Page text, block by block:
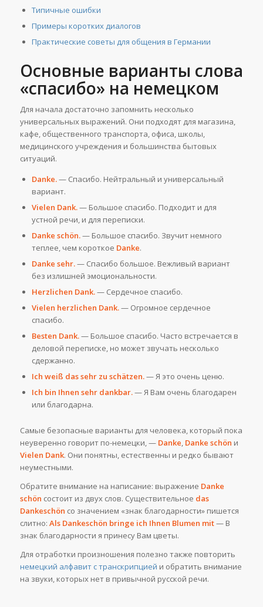
Типичные ошибки
Примеры коротких диалогов
Практические советы для общения в Германии
Основные варианты слова
«спасибо» на немецком
Для начала достаточно запомнить несколько
универсальных выражений. Они подходят для магазина,
кафе, общественного транспорта, офиса, школы,
медицинского учреждения и большинства бытовых
ситуаций.
Danke.— Спасибо. Нейтральный и универсальный
вариант.
Vielen Dank.— Большое спасибо. Подходит и для
устной речи, и для переписки.
Danke schön.— Большое спасибо. Звучит немного
теплее, чем короткое Danke.
Danke sehr.— Спасибо большое. Вежливый вариант
без излишней эмоциональности.
Herzlichen Dank.— Сердечное спасибо.
Vielen herzlichen Dank.— Огромное сердечное
спасибо.
Besten Dank.— Большое спасибо. Часто встречается в
деловой переписке, но может звучать несколько
сдержанно.
Ich weiß das sehr zu schätzen.— Я это очень ценю.
Ich bin Ihnen sehr dankbar.— Я Вам очень благодарен
или благодарна.
Самые безопасные варианты для человека, который пока
неуверенно говорит по-немецки, — Danke, Danke schön и
Vielen Dank. Они понятны, естественны и редко бывают
неуместными.
Обратите внимание на написание: выражение Danke
schön состоит из двух слов. Существительное das
Dankeschön со значением «знак благодарности» пишется
слитно: Als Dankeschön bringe ich Ihnen Blumen mit— В
знак благодарности я принесу Вам цветы.
Для отработки произношения полезно также повторить
немецкий алфавит с транскрипцией и обратить внимание
на звуки, которых нет в привычной русской речи.